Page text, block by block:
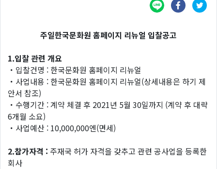
주일한국문화원 홈페이지 리뉴얼 입찰공고
1.입찰 관련 개요
・입찰건명 : 한국문화원 홈페이지 리뉴얼
・사업내용 : 한국문화원 홈페이지 리뉴얼(상세내용은 하기 제
안서 참조)
・수행기간 : 계약 체결 후 2021년 5월 30일까지 (계약 후 대략
6개월 소요)
・사업예산 : 10,000,000엔(면세)
2.참가자격 : 주재국 허가 자격을 갖추고 관련 공사업을 등록한
회사